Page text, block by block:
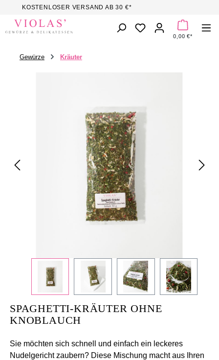
Zum Hauptinhalt springen
KOSTENLOSER VERSAND AB 30 €*
DU HAST 0
0,00 €*
Gewürze Kräuter
SPAGHETTI-KRÄUTER OHNE
KNOBLAUCH
Sie möchten sich schnell und einfach ein leckeres
Nudelgericht zaubern? Diese Mischung macht aus Ihren